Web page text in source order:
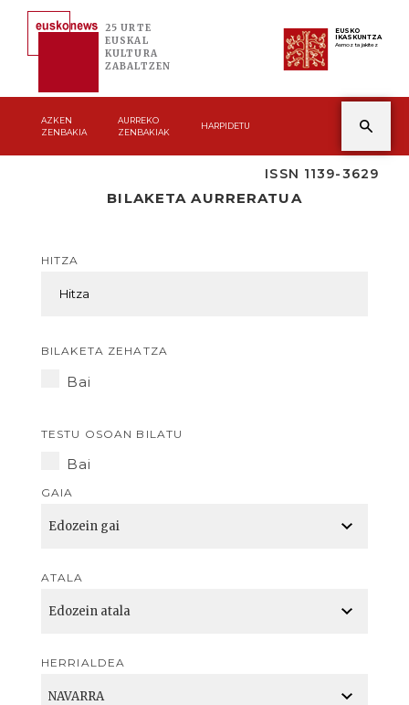
25 URTE
EUSKAL
KULTURA
ZABALTZEN
EUSKO
IKASKUNTZA
Asmoz ta jakitez
AZKEN
ZENBAKIA
AURREKO
ZENBAKIAK
HARPIDETU
ISSN 1139-3629
BILAKETA AURRERATUA
HITZA
BILAKETA ZEHATZA
Bai
TESTU OSOAN BILATU
Bai
GAIA
ATALA
HERRIALDEA